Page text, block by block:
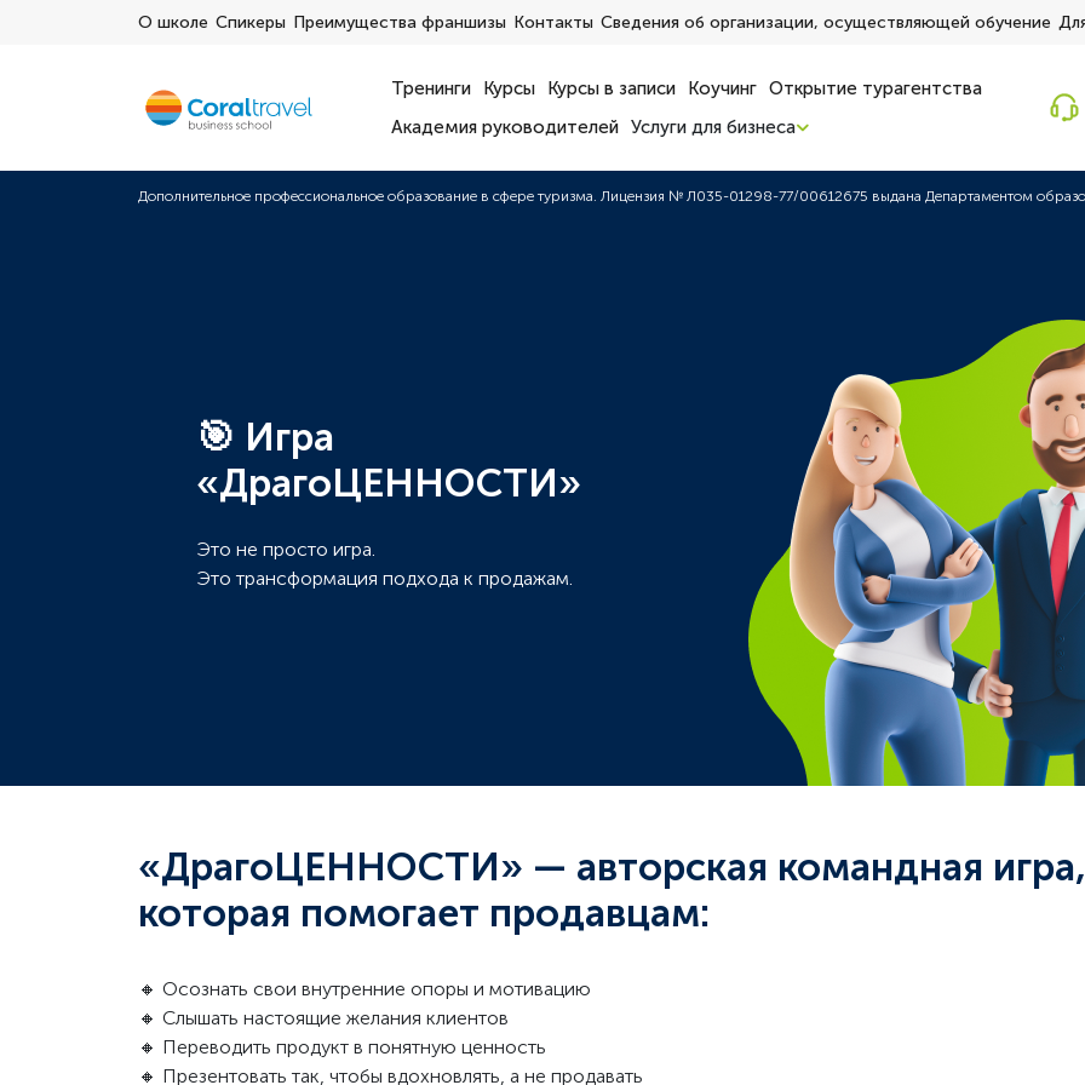
О школе Спикеры Преимущества франшизы Контакты Сведения об организации, осуществляющей обучение
Тренинги Курсы Курсы в записи Коучинг Открытие турагентства
Академия руководителей Услуги для бизнеса
Дополнительное профессиональное образование в сфере туризма. Лицензия № Л035-01298-77/00612675 выдана Департаментом
🎯 Игра
«ДрагоЦЕННОСТИ»
Это не просто игра.
Это трансформация подхода к продажам.
«ДрагоЦЕННОСТИ» — авторская командная игра,
которая помогает продавцам:
🔸 Осознать свои внутренние опоры и мотивацию
🔸 Слышать настоящие желания клиентов
🔸 Переводить продукт в понятную ценность
🔸 Презентовать так, чтобы вдохновлять, а не продавать